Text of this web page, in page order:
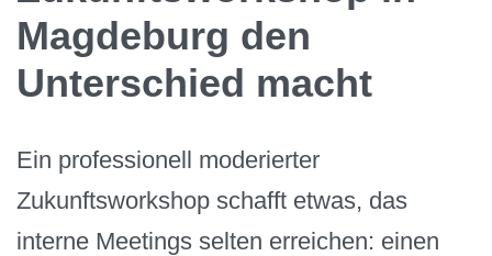
Magdeburg den
Unterschied macht
Ein professionell moderierter
Zukunftsworkshop schafft etwas, das
interne Meetings selten erreichen: einen